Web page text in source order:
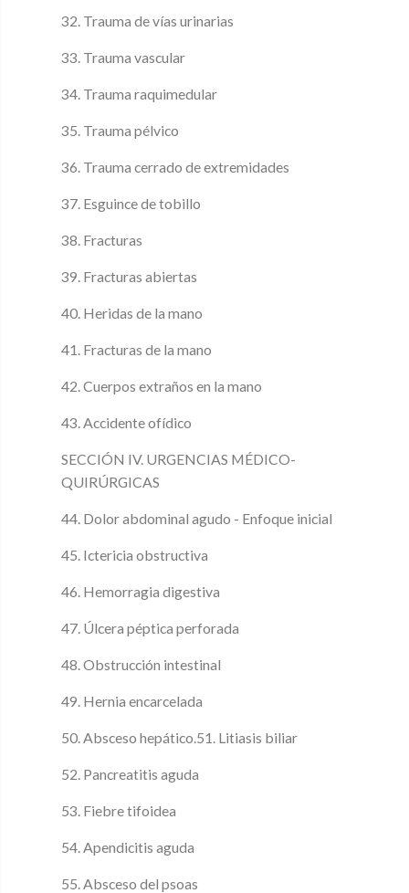
32. Trauma de vías urinarias
33. Trauma vascular
34. Trauma raquimedular
35. Trauma pélvico
36. Trauma cerrado de extremidades
37. Esguince de tobillo
38. Fracturas
39. Fracturas abiertas
40. Heridas de la mano
41. Fracturas de la mano
42. Cuerpos extraños en la mano
43. Accidente ofídico
SECCIÓN IV. URGENCIAS MÉDICO-
QUIRÚRGICAS
44. Dolor abdominal agudo - Enfoque inicial
45. Ictericia obstructiva
46. Hemorragia digestiva
47. Úlcera péptica perforada
48. Obstrucción intestinal
49. Hernia encarcelada
50. Absceso hepático.51. Litiasis biliar
52. Pancreatitis aguda
53. Fiebre tifoidea
54. Apendicitis aguda
55. Absceso del psoas